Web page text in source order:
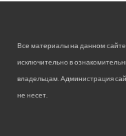
Все материалы на данном сайте
исключительно в
владельцам. Администрация
не несет.